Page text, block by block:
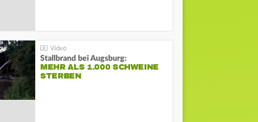
Stallbrand bei Augsburg:
MEHR ALS 1.000 SCHWEINE
STERBEN